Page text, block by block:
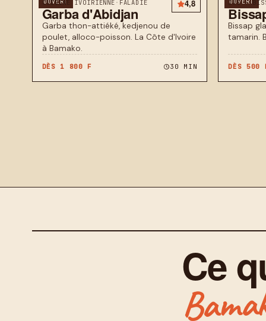
4,8
CUISINE IVOIRIENNE · FALADIÉ
Garba d'Abidjan
Garba thon-attiéké, kedjenou de
poulet, alloco-poisson. La Côte d'Ivoire
à Bamako.
DÈS 1 800 F 30 MIN
JUS ·
Bissap
tamarin.
DÈS 500
Ce